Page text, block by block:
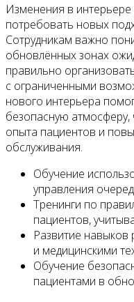
Изменения в
потребовать новых
Сотрудникам важно
обновлённых зонах
правильно
с ограниченными
нового интерьера
безопасную
опыта пациентов и
обслуживания.
Обучение
управления
Тренинги по
пациентов,
Развитие
и медицинскими
Обучение
пациентами в